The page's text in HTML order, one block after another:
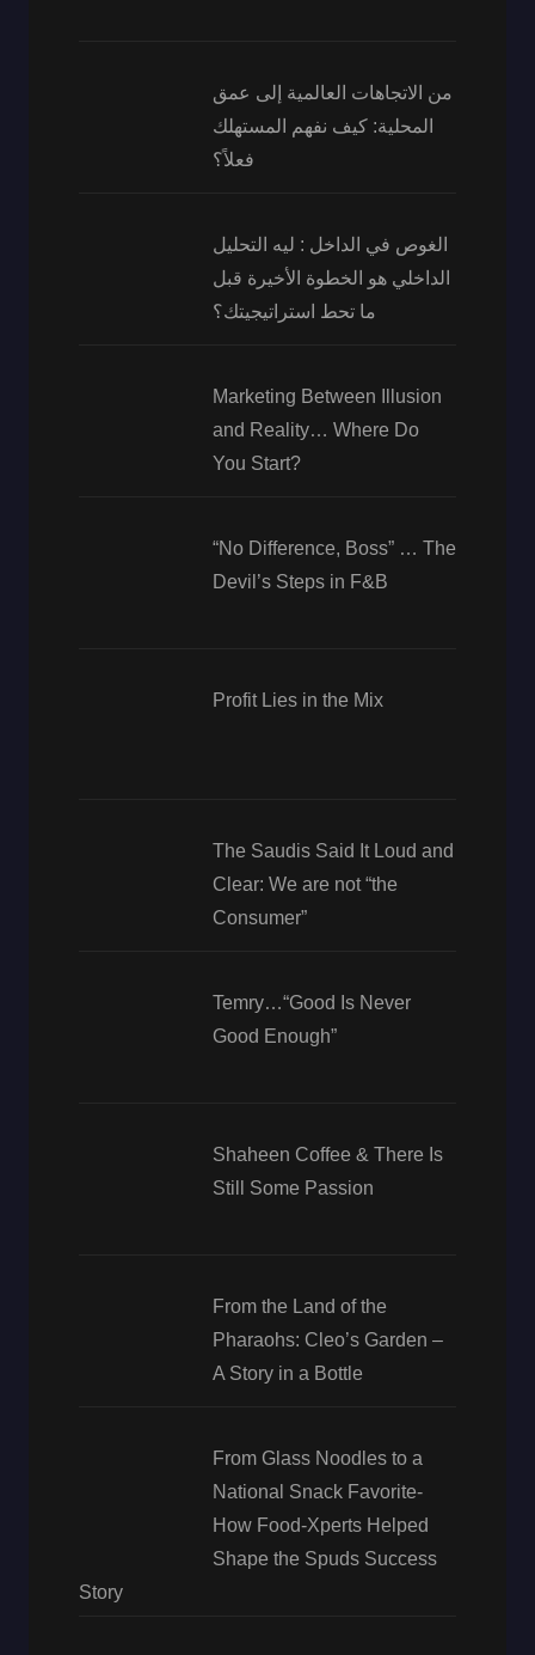
من الاتجاهات العالمية إلى عمق
المحلية: كيف نفهم المستهلك
فعلاً؟
الغوص في الداخل : ليه التحليل
الداخلي هو الخطوة الأخيرة قبل
ما تحط استراتيجيتك؟
Marketing Between Illusion
and Reality… Where Do
You Start?
“No Difference, Boss” … The
Devil’s Steps in F&B
Profit Lies in the Mix
The Saudis Said It Loud and
Clear: We are not “the
Consumer”
Temry…“Good Is Never
Good Enough”
Shaheen Coffee & There Is
Still Some Passion
From the Land of the
Pharaohs: Cleo’s Garden –
A Story in a Bottle
From Glass Noodles to a
National Snack Favorite-
How Food-Xperts Helped
Shape the Spuds Success
Story